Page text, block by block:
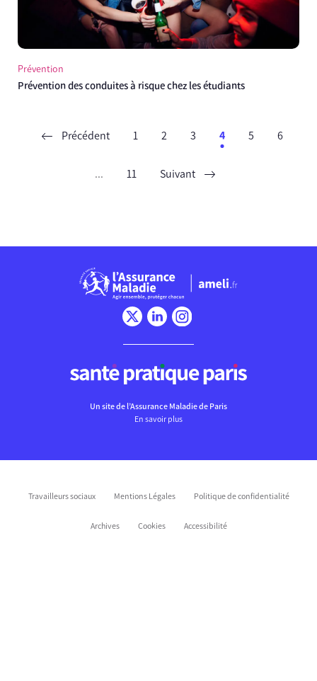
Prévention
Prévention des conduites à risque chez les étudiants
Précédent 1 2 3 4 5 6
... 11 Suivant
Un site de l’Assurance Maladie de Paris
En savoir plus
Travailleurs sociaux Mentions Légales Politique de confidentialité
Archives Cookies Accessibilité